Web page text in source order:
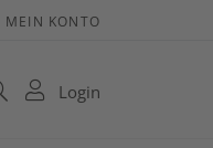
MEIN KONTO
Login